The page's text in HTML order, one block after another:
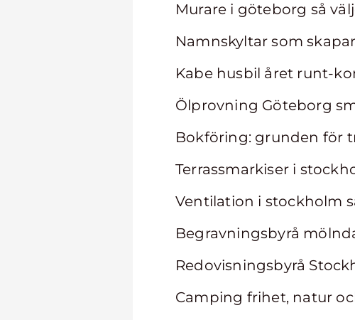
Murare i göteborg så
Namnskyltar som
Kabe husbil året runt-
Ölprovning Göteborg
Bokföring: grunden för
Terrassmarkiser i
Ventilation i stockholm
Begravningsbyrå
Redovisningsbyrå
Camping frihet, natur